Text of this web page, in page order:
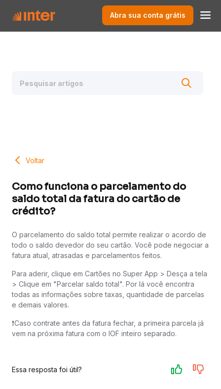
Abra sua conta grátis
Voltar
Como funciona o parcelamento do
saldo total da fatura do cartão de
crédito?
O parcelamento do saldo total permite realizar o acordo de
todo o saldo devedor do seu cartão. Você pode negociar a
fatura atual, atrasadas e parcelamentos feitos.
Para aderir, clique em Cartões no Super App > Desça a tela
> Clique em "Parcelar saldo total". Por lá você encontra
todas as informações sobre taxas, quantidade de parcelas
e demais valores.
❗️Caso contrate antes da fatura fechar, a primeira parcela já
vem na próxima fatura com o IOF inteiro separado.
Essa resposta foi útil?